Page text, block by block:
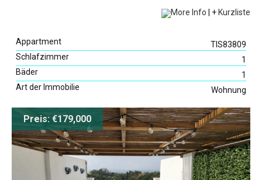
More Info + Kurzliste
Appartment
TIS83809
Schlafzimmer
1
Bäder
1
Art der Immobilie
Wohnung
Preis: €179,000